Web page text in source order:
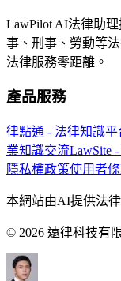
LawPilot AI法律助
事、刑事、勞動等
法律服務零距離。
產品服務
律點通 - 法律知識平
業知識交流LawSite
隱私權政策使用者
本網站由AI提供法
© 2026 遠律科技有